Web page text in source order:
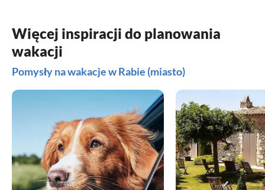
Więcej inspiracji do planowania
wakacji
Pomysły na wakacje w Rabie (miasto)